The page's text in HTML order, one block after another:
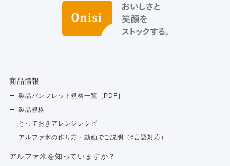
商品情報
製品パンフレット規格一覧［PDF］
製品規格
とっておきアレンジレシピ
アルファ米の作り方・動画でご説明（6言語対応）
アルファ⽶を知っていますか？